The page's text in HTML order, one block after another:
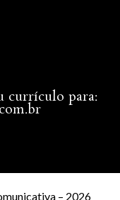
currículo para:
– 2026